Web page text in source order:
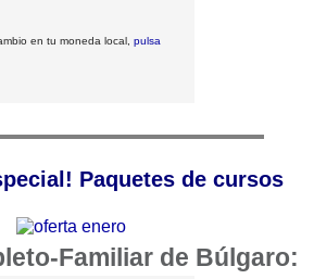
en tu moneda local, pulsa
Paquetes de cursos
Familiar de Búlgaro: